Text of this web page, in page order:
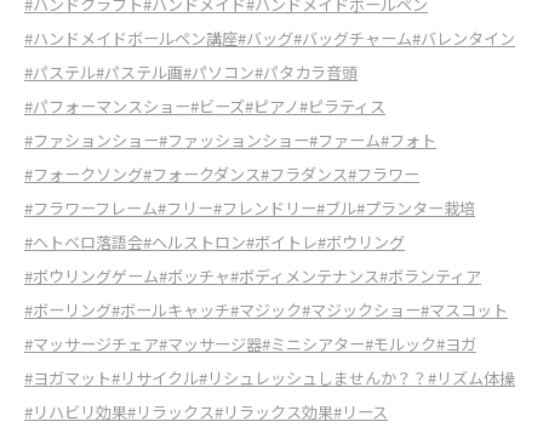
#ハンドクラフト#ハンドメイド#ハンドメイドボールペン
#ハンドメイドボールペン講座#バッグ#バッグチャーム#バレンタイン
#パステル#パステル画#パソコン#パタカラ音頭
#パフォーマンスショー#ビーズ#ピアノ#ピラティス
#ファションショー#ファッションショー#ファーム#フォト
#フォークソング#フォークダンス#フラダンス#フラワー
#フラワーフレーム#フリー#フレンドリー#ブル#プランター栽培
#ヘトベロ落語会#ヘルストロン#ボイトレ#ボウリング
#ボウリングゲーム#ボッチャ#ボディメンテナンス#ボランティア
#ボーリング#ボールキャッチ#マジック#マジックショー#マスコット
#マッサージチェア#マッサージ器#ミニシアター#モルック#ヨガ
#ヨガマット#リサイクル#リシュレッシュしませんか？？ #リズム体操
#リハビリ効果#リラックス#リラックス効果#リース